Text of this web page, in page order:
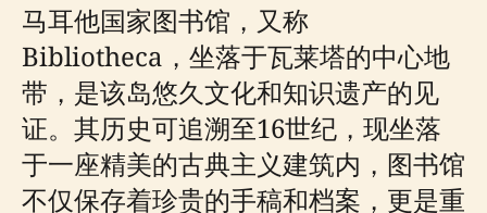
马耳他国家图书馆，又称
Bibliotheca，坐落于瓦莱塔的中心地
带，是该岛悠久文化和知识遗产的见
证。其历史可追溯至16世纪，现坐落
于一座精美的古典主义建筑内，图书馆
不仅保存着珍贵的手稿和档案，更是重